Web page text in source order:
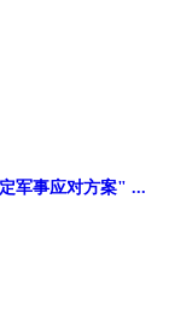
军事应对方案" ...